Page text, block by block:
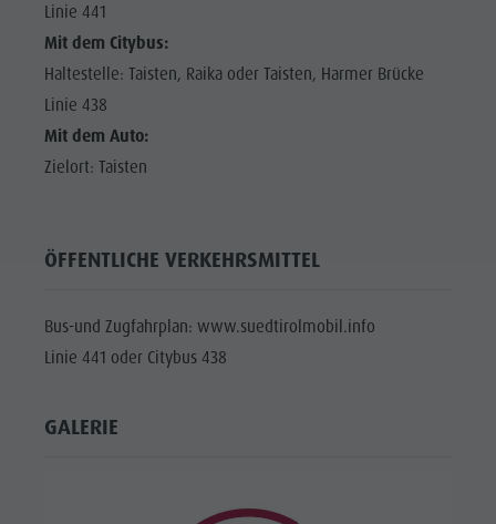
Linie 441
Mit dem Citybus:
Haltestelle: Taisten, Raika oder Taisten, Harmer Brücke
Linie 438
Mit dem Auto:
Zielort: Taisten
ÖFFENTLICHE VERKEHRSMITTEL
Bus-und Zugfahrplan: www.suedtirolmobil.info
Linie 441 oder Citybus 438
GALERIE